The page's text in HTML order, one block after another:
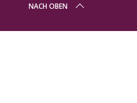
NACH OBEN